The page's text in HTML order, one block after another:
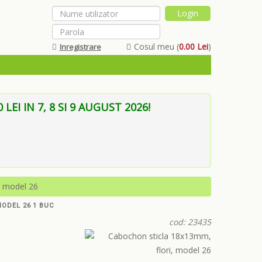
Cosul meu (0.00 Lei)
Inregistrare
LEI IN 7, 8 SI 9 AUGUST 2026!
26
26 1 BUC
cod: 23435